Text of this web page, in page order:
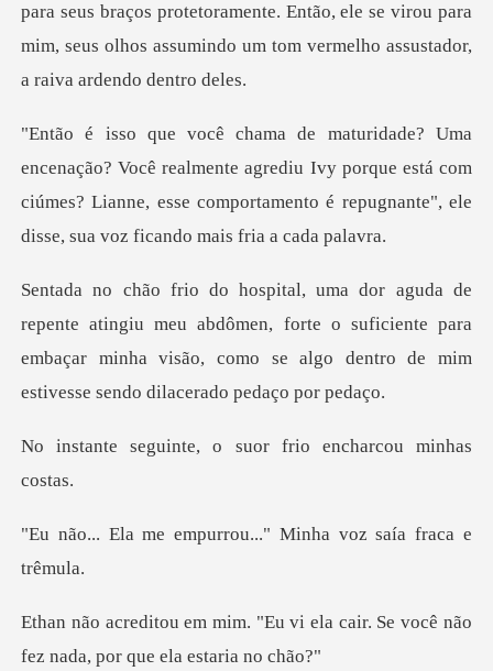
s braços protetoramente. Então, ele se virou para
mim, seus olhos
mente agrediu Ivy porque está com
ciúmes? Lianne, esse comportamento
meu abdômen, forte o suficiente para
embaçar minha visão, como se
e, o suor frio ench
urrou..." Minha voz s
vi ela cair. Se você não
fez nad